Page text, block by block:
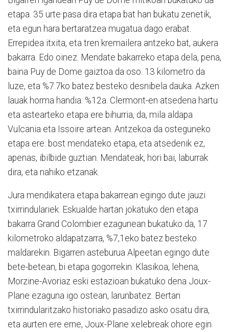
etapa. 35 urte pasa dira etapa bat han bukatu zenetik,
eta egun hara bertaratzea mugatua dago erabat.
Errepidea itxita, eta tren kremailera antzeko bat, aukera
bakarra. Edo oinez. Mendate bakarreko etapa dela, pena,
baina Puy de Dome gaiztoa da oso. 13 kilometro da
luze, eta %7.7ko batez besteko desnibela dauka. Azken
lauak horma handia: %12a. Clermont-en atsedena hartu
eta astearteko etapa ere bihurria, da, mila aldapa
Vulcania eta Issoire artean. Antzekoa da osteguneko
etapa ere: bost mendateko etapa, eta atsedenik ez,
apenas, ibilbide guztian. Mendateak, hori bai, laburrak
dira, eta nahiko etzanak.
Jura mendikatera etapa bakarrean egingo dute jauzi
txirrindulariek. Eskualde hartan jokatuko den etapa
bakarra Grand Colombier ezagunean bukatuko da, 17
kilometroko aldapatzarra, %7,1eko batez besteko
maldarekin. Bigarren asteburua Alpeetan egingo dute
bete-betean, bi etapa gogorrekin. Klasikoa, lehena,
Morzine-Avoriaz eski estazioan bukatuko dena Joux-
Plane ezaguna igo ostean, larunbatez. Bertan
txirrindularitzako historiako pasadizo asko osatu dira,
eta aurten ere erne, Joux-Plane xelebreak ohore egin